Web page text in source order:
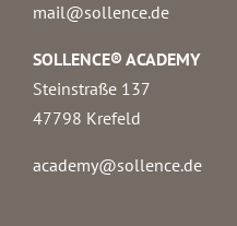
mail@sollence.de
SOLLENCE® ACADEMY
Steinstraße 137
47798 Krefeld
academy@sollence.de